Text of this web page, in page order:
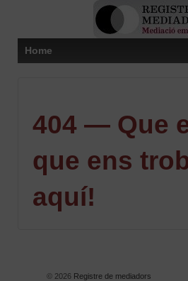
Home
404 — Que
que ens
aquí!
© 2026Registre de mediadors